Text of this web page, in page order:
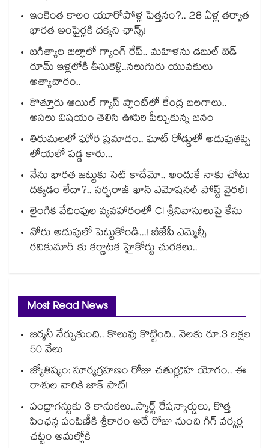
ఇంకెంత కాలం యూరోపోళ్ల పెత్తనం?.. 28 ఏళ్ల తర్వాత
భారత అంపైర్లకి దక్కని ఛాన్స్!
జగిత్యాల జిల్లాలో గ్యాంగ్ రేప్.. మహిళను డబుల్ బెడ్
రూమ్ ఇళ్లలోకి తీసుకెళ్లి..నలుగురు యువకులు
అత్యాచారం..
కొత్తూరు ఆయిల్ గ్యాస్⁪ ప్లాంట్⁫లో కేంద్ర బలగాలు..
అసలు విషయం తెలిసి ఊపిరి పీల్చుకున్న జనం
తిరుమలలో ఘోర ప్రమాదం.. ఘాట్ రోడ్డులో అదుపుతప్పి
లోయలో పడ్డ కారు...
నేను భారత జట్టుకు సెట్ కాదేమో.. అందుకే నాకు చోటు
దక్కడం లేదా?.. సర్ఫరాజ్ ఖాన్ ఎమోషనల్ పోస్ట్ వైరల్!
లైంగిక వేధింపుల వ్యవహారంలో CI శ్రీనివాసులుపై కేసు
నోరు అదుపులో పెట్టుకోండి...! బీజేపీ ఎమ్మెల్సీ
రవికుమార్ కు కర్ణాటక హైకోర్టు చురకలు..
Most Read News
జర్మనీ నేర్చుకుంది.. కొలువు కొట్టింది.. నెలకు రూ.3 లక్షల
50 వేలు
జ్యోతిష్యం: సూర్యగ్రహణం రోజు చతుర్గ్రహ యోగం.. ఈ
రాశుల వారికి జాక్ పాట్!
పంద్రాగస్టుకు 3 కానుకలు..స్మార్ట్ రేషన్కార్డులు, కొత్త
పింఛన్ల పంపిణీకి శ్రీకారం అదే రోజు నుంచి గిగ్ వర్కర్ల
చట్టం అమల్లోకి